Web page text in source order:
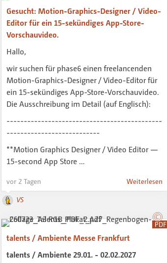
Gesucht: Motion-Graphics-Designer / Video-
Editor für ein 15-sekündiges App-Store-
Vorschauvideo.
Hallo,
wir suchen für phase6 einen freelancenden
Motion-Graphics-Designer / Video-Editor für
ein 15-sekündiges App-Store-Vorschauvideo.
Die Ausschreibung im Detail (auf Englisch):
---------------------------------------------
---------------------------
**Motion Graphics Designer / Video Editor —
15-second App Store …
vor 2 Tagen Weiterlesen
VS
PDF
talents / Ambiente Messe Frankfurt
talents / Ambiente 29.01. - 02.02.2027